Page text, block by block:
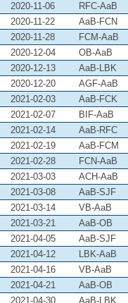
2020-11-06 RFC-AaB
2020-11-22 AaB-FCN
2020-11-28 FCM-AaB
2020-12-04 OB-AaB
2020-12-13 AaB-LBK
2020-12-20 AGF-AaB
2021-02-03 AaB-FCK
2021-02-07 BIF-AaB
2021-02-14 AaB-RFC
2021-02-19 AaB-FCM
2021-02-28 FCN-AaB
2021-03-03 ACH-AaB
2021-03-08 AaB-SJF
2021-03-14 VB-AaB
2021-03-21 AaB-OB
2021-04-05 AaB-SJF
2021-04-12 LBK-AaB
2021-04-16 VB-AaB
2021-04-21 AaB-OB
2021-04-30 AaB-LBK